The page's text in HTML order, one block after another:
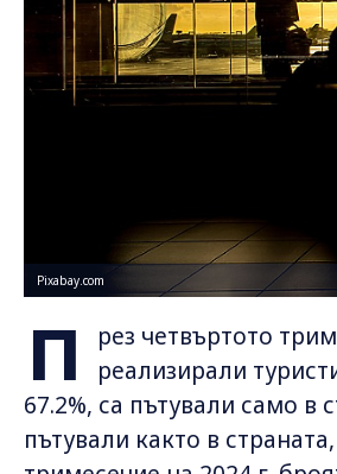
Pixabay.com
П
рез четвъртото
реализирали
67.2%, са пътували само в
пътували както в